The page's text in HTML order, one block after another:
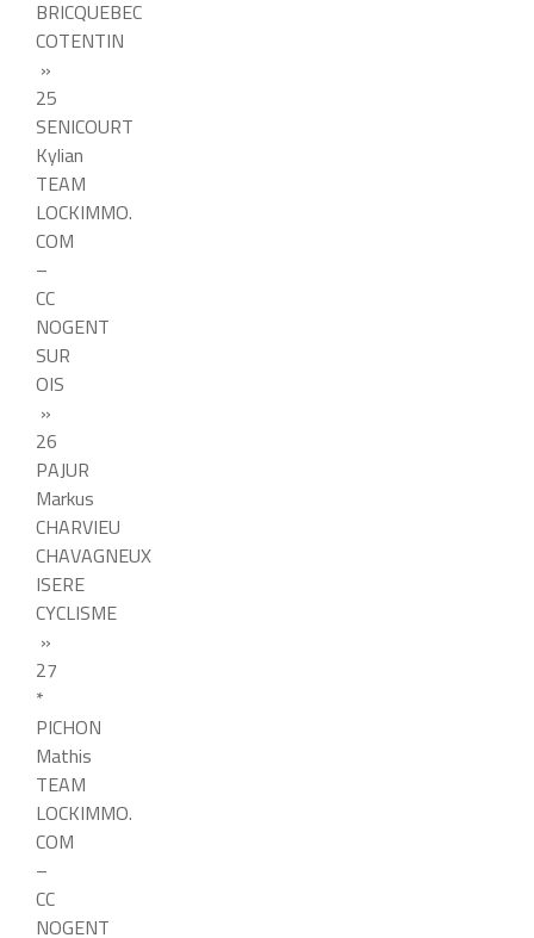
BRICQUEBEC
COTENTIN
»
25
SENICOURT
Kylian
TEAM
LOCKIMMO.
COM
–
CC
NOGENT
SUR
OIS
»
26
PAJUR
Markus
CHARVIEU
CHAVAGNEUX
ISERE
CYCLISME
»
27
*
PICHON
Mathis
TEAM
LOCKIMMO.
COM
–
CC
NOGENT